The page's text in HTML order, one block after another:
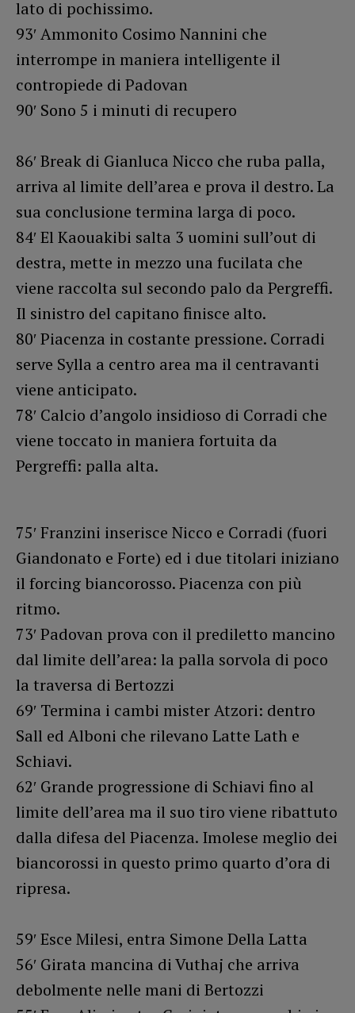
lato di pochissimo.
93′ Ammonito Cosimo Nannini che
interrompe in maniera intelligente il
contropiede di Padovan
90′ Sono 5 i minuti di recupero
86′ Break di Gianluca Nicco che ruba palla,
arriva al limite dell’area e prova il destro. La
sua conclusione termina larga di poco.
84′ El Kaouakibi salta 3 uomini sull’out di
destra, mette in mezzo una fucilata che
viene raccolta sul secondo palo da Pergreffi.
Il sinistro del capitano finisce alto.
80′ Piacenza in costante pressione. Corradi
serve Sylla a centro area ma il centravanti
viene anticipato.
78′ Calcio d’angolo insidioso di Corradi che
viene toccato in maniera fortuita da
Pergreffi: palla alta.
75′ Franzini inserisce Nicco e Corradi (fuori
Giandonato e Forte) ed i due titolari iniziano
il forcing biancorosso. Piacenza con più
ritmo.
73′ Padovan prova con il prediletto mancino
dal limite dell’area: la palla sorvola di poco
la traversa di Bertozzi
69′ Termina i cambi mister Atzori: dentro
Sall ed Alboni che rilevano Latte Lath e
Schiavi.
62′ Grande progressione di Schiavi fino al
limite dell’area ma il suo tiro viene ribattuto
dalla difesa del Piacenza. Imolese meglio dei
biancorossi in questo primo quarto d’ora di
ripresa.
59′ Esce Milesi, entra Simone Della Latta
56′ Girata mancina di Vuthaj che arriva
debolmente nelle mani di Bertozzi